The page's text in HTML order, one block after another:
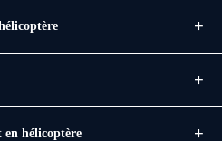
en hélicoptère